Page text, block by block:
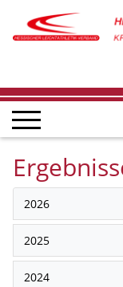
2026
2025
2024